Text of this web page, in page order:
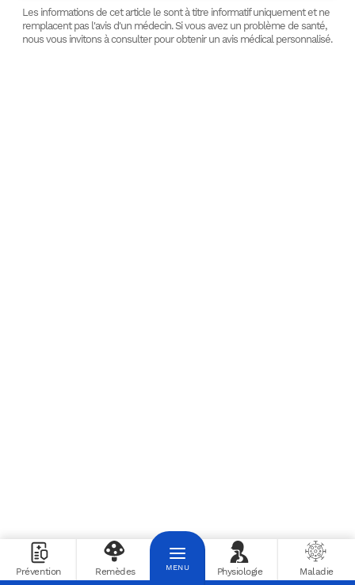
Les informations de cet article le sont à titre informatif uniquement et ne
remplacent pas l'avis d'un médecin. Si vous avez un problème de santé,
nous vous invitons à consulter pour obtenir un avis médical personnalisé.
Docteur Fitness
Prévention Remèdes Physiologie Maladie